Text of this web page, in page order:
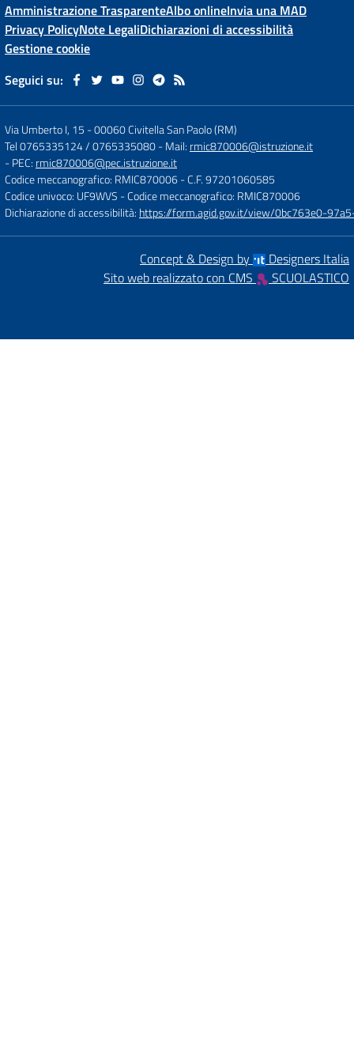
Amministrazione TrasparenteAlbo onlineInvia una MAD
Privacy PolicyNote LegaliDichiarazioni di accessibilità
Gestione cookie
Seguici su:
Via Umberto I, 15 -00060 Civitella San Paolo (RM)
Tel 0765335124 / 0765335080- Mail: rmic870006@istruzione.it
- PEC: rmic870006@pec.istruzione.it
Codice meccanografico: RMIC870006- C.F. 97201060585
Codice univoco: UF9WVS - Codice meccanografico: RMIC870006
Dichiarazione di accessibilità: https://form.agid.gov.it/view/0bc763e0-
Concept & Design by
Designers Italia
Sito web realizzato con CMS
SCUOLASTICO